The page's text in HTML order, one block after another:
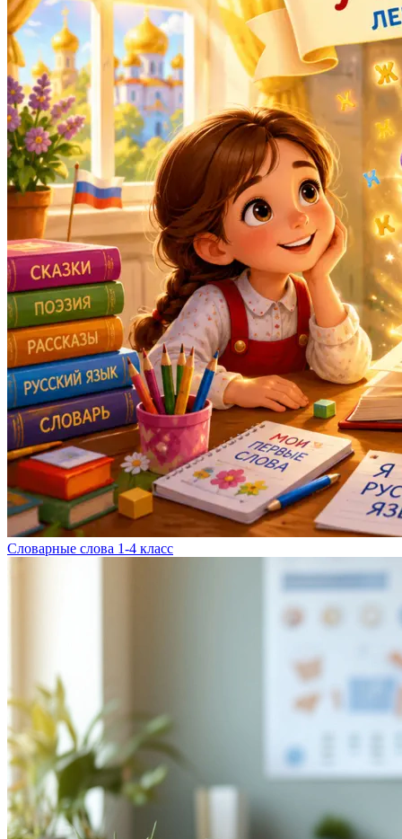
Словарные слова 1-4 класс